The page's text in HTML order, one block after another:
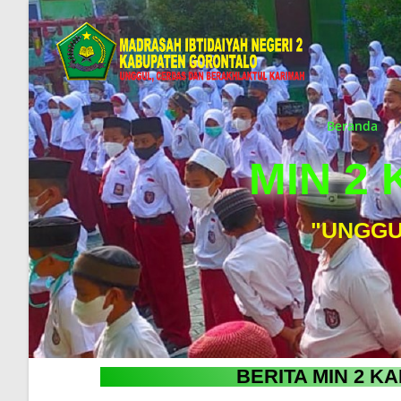
Beranda
MIN 2
BERITA MIN 2